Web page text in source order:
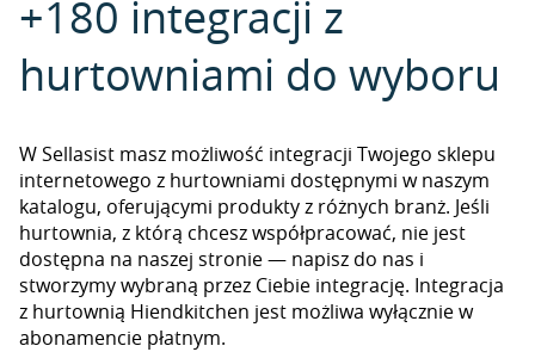
+180 integracji z
hurtowniami do wyboru
W Sellasist masz możliwość integracji Twojego sklepu
internetowego z hurtowniami dostępnymi w naszym
katalogu, oferującymi produkty z różnych branż. Jeśli
hurtownia, z którą chcesz współpracować, nie jest
dostępna na naszej stronie — napisz do nas i
stworzymy wybraną przez Ciebie integrację. Integracja
z hurtownią Hiendkitchen jest możliwa wyłącznie w
abonamencie płatnym.